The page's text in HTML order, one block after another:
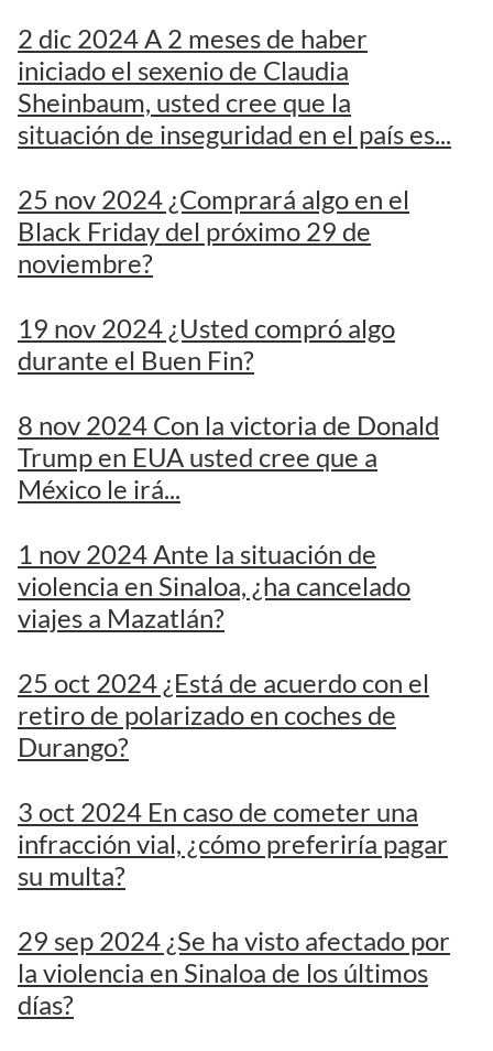
2 dic 2024 A 2 meses de haber
iniciado el sexenio de Claudia
Sheinbaum, usted cree que la
situación de inseguridad en el país es...
25 nov 2024 ¿Comprará algo en el
Black Friday del próximo 29 de
noviembre?
19 nov 2024 ¿Usted compró algo
durante el Buen Fin?
8 nov 2024 Con la victoria de Donald
Trump en EUA usted cree que a
México le irá...
1 nov 2024 Ante la situación de
violencia en Sinaloa, ¿ha cancelado
viajes a Mazatlán?
25 oct 2024 ¿Está de acuerdo con el
retiro de polarizado en coches de
Durango?
3 oct 2024 En caso de cometer una
infracción vial, ¿cómo preferiría pagar
su multa?
29 sep 2024 ¿Se ha visto afectado por
la violencia en Sinaloa de los últimos
días?